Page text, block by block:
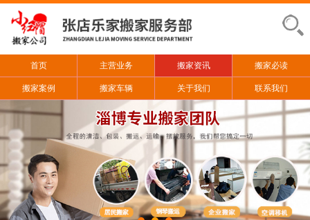
首页 主营业务 搬家资讯 搬家必读
搬家案例 搬家车辆 关于我们 联系我们